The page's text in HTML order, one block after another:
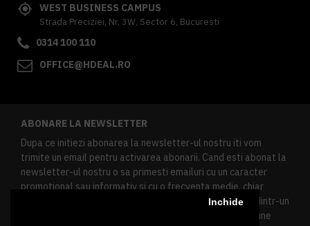
Inchide
WEST BUSINESS CAMPUS
Strada Preciziei, Nr, 3W, Sector 6, Bucuresti
0314 100 110
OFFICE@HDEAL.RO
ABONARE LA NEWSLETTER
Dupa ce initiezi abonarea la newsletter-ul nostru iti vom
trimite un email pentru activarea abonarii. Cand esti abonat la
newsletter-ul nostru o sa primesti emailuri cu un caracter
promotional sau informativ si cu o frecventa medie, chiar
redusa. Daca doresti sa te dezabonezi poti urma linkul dintr-un
newsletter primit, daca esti client inregistrat ai o sectiune